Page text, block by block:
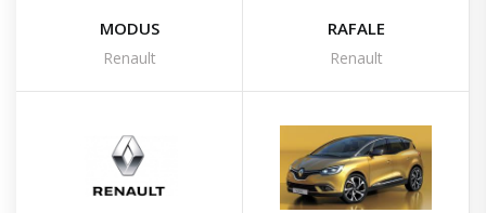
MODUS
Renault
RAFALE
Renault